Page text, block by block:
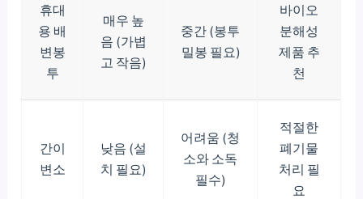
휴대
용 배
변봉
투
매우 높
음 (가볍
고 작음)
중간 (봉투
밀봉 필요)
바이오
분해성
제품 추
천
간이
변소
낮음 (설
치 필요)
어려움 (청
소와 소독
필수)
적절한
폐기물
처리 필
요